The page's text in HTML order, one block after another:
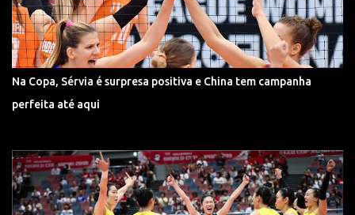
Na Copa, Sérvia é surpresa positiva e China tem campanha
perfeita até aqui